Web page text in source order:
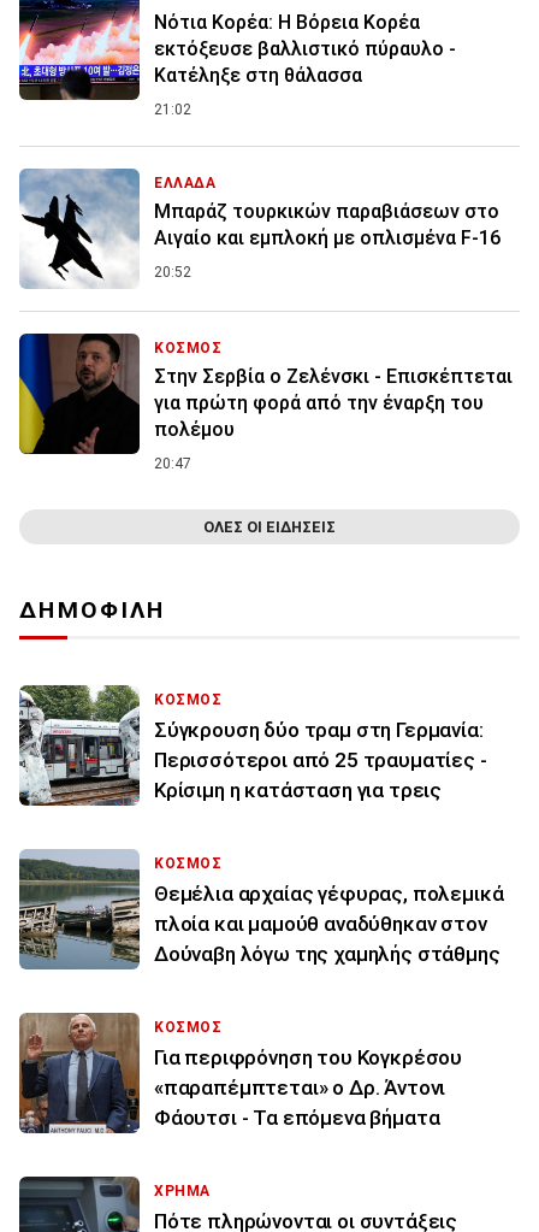
Νότια Κορέα: Η Βόρεια Κορέα
εκτόξευσε βαλλιστικό πύραυλο -
Κατέληξε στη θάλασσα
21:02
ΕΛΛΑΔΑ
Μπαράζ τουρκικών παραβιάσεων στο
Αιγαίο και εμπλοκή με οπλισμένα F-16
20:52
ΚΟΣΜΟΣ
Στην Σερβία ο Ζελένσκι - Επισκέπτεται
για πρώτη φορά από την έναρξη του
πολέμου
20:47
ΟΛΕΣ ΟΙ ΕΙΔΗΣΕΙΣ
ΔΗΜΟΦΙΛΗ
ΚΟΣΜΟΣ
Σύγκρουση δύο τραμ στη Γερμανία:
Περισσότεροι από 25 τραυματίες -
Κρίσιμη η κατάσταση για τρεις
ΚΟΣΜΟΣ
Θεμέλια αρχαίας γέφυρας, πολεμικά
πλοία και μαμούθ αναδύθηκαν στον
Δούναβη λόγω της χαμηλής στάθμης
ΚΟΣΜΟΣ
Για περιφρόνηση του Κογκρέσου
«παραπέμπτεται» ο Δρ. Άντονι
Φάουτσι - Τα επόμενα βήματα
ΧΡΗΜΑ
Πότε πληρώνονται οι συντάξεις